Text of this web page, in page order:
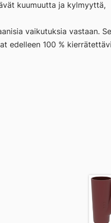
kuumuutta ja kylmyyttä,
vaikutuksia vastaan. Se
edelleen 100 %